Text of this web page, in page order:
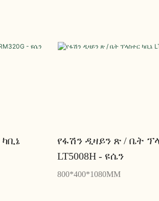
የፋሽን ዲዛይን ጽ / ቤት
LT5008H - ዩሴን
800*400*1080MM